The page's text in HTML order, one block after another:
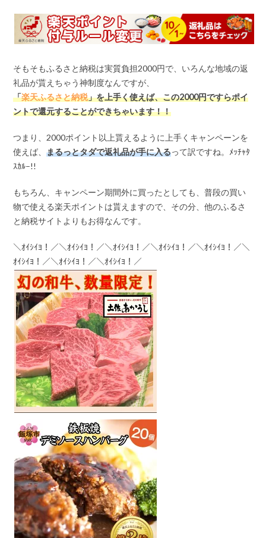
そもそもふるさと納税は実質負担2000円で、いろんな地域の返
礼品が貰えちゃう神制度なんですが、
「楽天ふるさと納税」を上手く使えば、この2000円ですらポイ
ントで還元することができちゃいます！！
つまり、2000ポイント以上貰えるように上手くキャンペーンを
使えば、まるっとタダで返礼品が手に入るって訳ですね。ﾒｯﾁｬﾀ
ｽｶﾙ–!!
もちろん、キャンペーン期間外に買ったとしても、普段の買い
物で使える楽天ポイントは貰えますので、その分、他のふるさ
と納税サイトよりもお得なんです。
＼ｵｲｼｲﾖ！／＼ｵｲｼｲﾖ！／＼ｵｲｼｲﾖ！／＼ｵｲｼｲﾖ！／＼ｵｲｼｲﾖ！／＼
ｵｲｼｲﾖ！／＼ｵｲｼｲﾖ！／＼ｵｲｼｲﾖ！／